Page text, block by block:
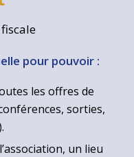
pour pouvoir :
les offres de
sorties,
un lieu